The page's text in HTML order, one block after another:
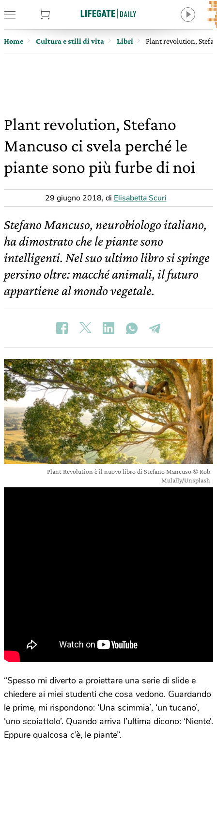
Home Cultura e stili di vita Libri Plant revolution,
Plant revolution, Stefano
Mancuso ci svela perché le
piante sono più furbe di noi
29 giugno 2018, di Elisabetta Scuri
Stefano Mancuso, neurobiologo italiano,
ha dimostrato che le piante sono
intelligenti. Nel suo ultimo libro si spinge
persino oltre: macché animali, il futuro
appartiene al mondo vegetale.
Plant Revolution è il nuovo libro di Stefano Mancuso © Rob
Mulally/Unsplash
“Spesso mi diverto a proiettare una serie di slide e
chiedere ai miei studenti che cosa vedono. Guardando
le prime, mi rispondono: ‘Una scimmia’, ‘un tucano’,
‘uno scoiattolo’. Quando arriva l’ultima dicono: ‘Niente’.
Eppure qualcosa c’è, le piante”.